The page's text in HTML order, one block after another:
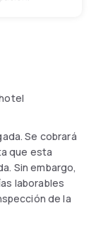
Se cobrará
que esta
Sin embargo,
laborables
de la